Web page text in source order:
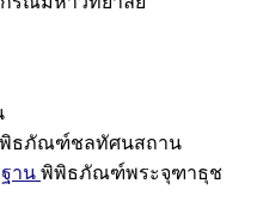
ธภัณฑ์ชลทัศนสถาน
าน พิพิธภัณฑ์พระจุฑาธุช